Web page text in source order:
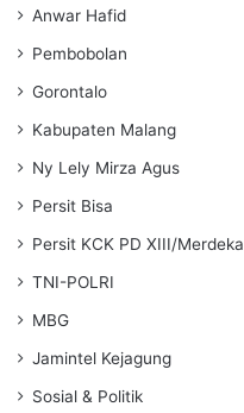
Anwar Hafid
Pembobolan
Gorontalo
Kabupaten Malang
Ny Lely Mirza Agus
Persit Bisa
Persit KCK PD XIII/Merdeka
TNI-POLRI
MBG
Jamintel Kejagung
Sosial & Politik